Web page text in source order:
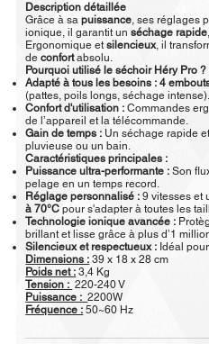
Description détaillée
Grâce à sapuissance, ses réglages
ionique, il garantit unséchage rapide
Ergonomique etsilencieux, il
deconfortabsolu.
Pourquoi utilisé le séchoir Héry Pro ?
Adapté à tous les besoins : 4
(pattes, poils longs, séchage intense).
Confort d'utilisation : Commandes
de l’appareil et la télécommande.
Gain de temps : Un séchage rapide
pluvieuse ou un bain.
Caractéristiques principales :
Puissance ultra-performante : Son
pelage en un temps record.
Réglage personnalisé : 9 vitesses et
à 70°C pour s'adapter à toutes les
Technologie ionique avancée :
brillant et lisse grâce à plus d’1
Silencieux et respectueux : Idéal
Dimensions : 39 x 18 x 28 cm
Poids net : 3,4 Kg
Tension : 220-240 V
Puissance :2200W
Fréquence : 50~60 Hz